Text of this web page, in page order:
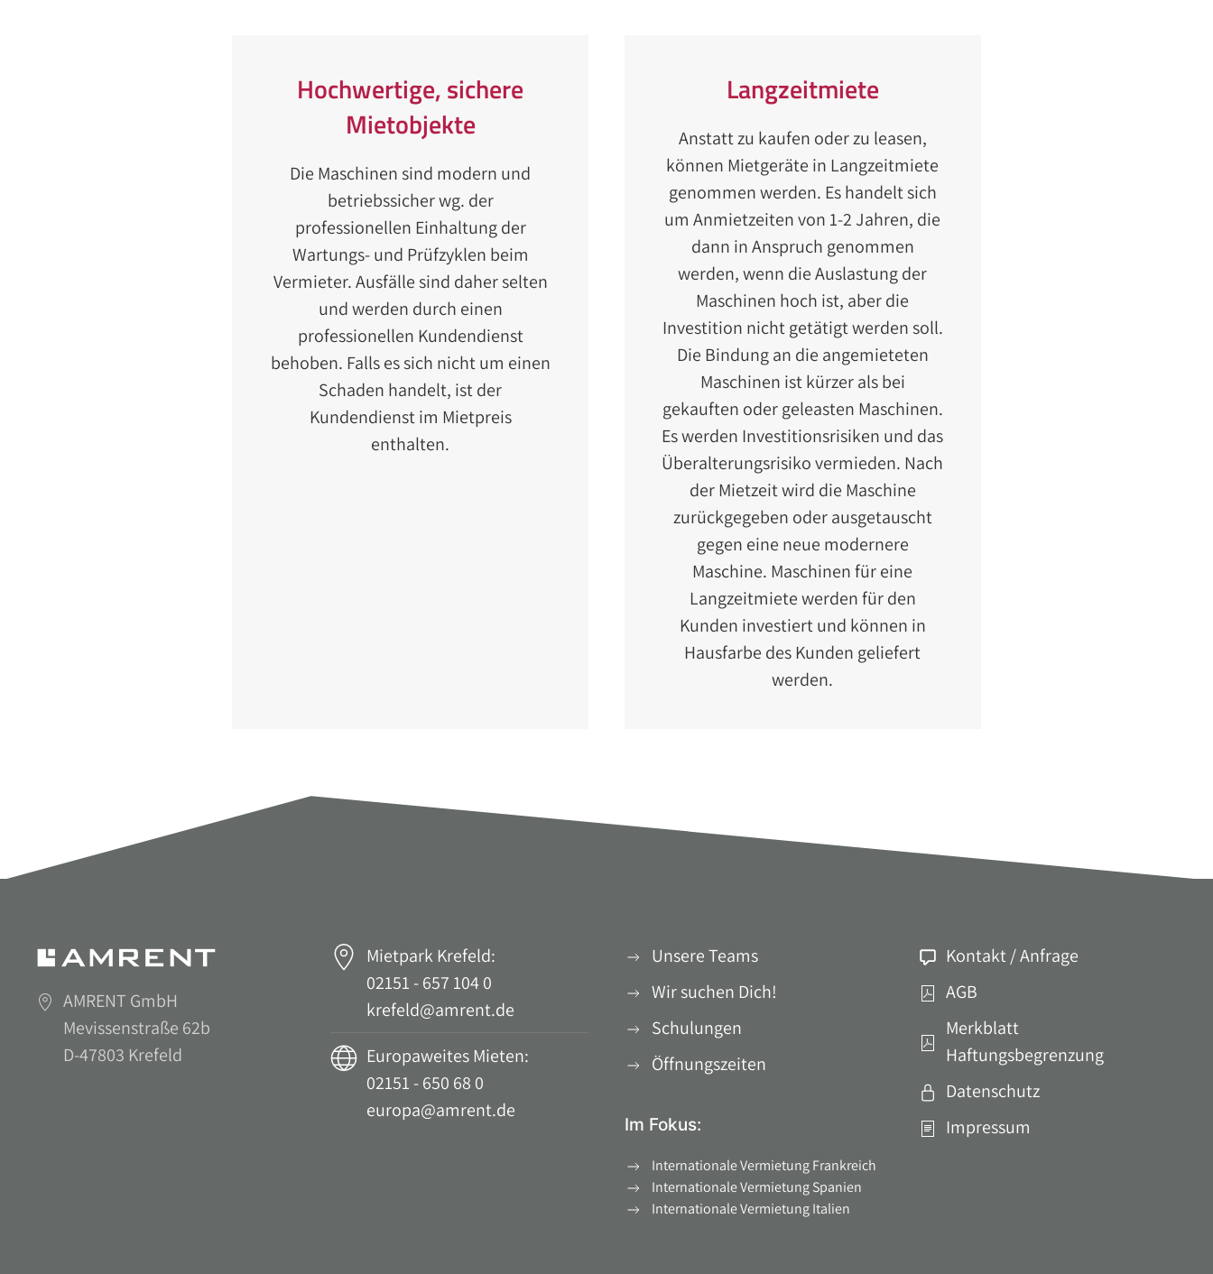
Hochwertige, sichere
Mietobjekte
Die Maschinen sind modern und
betriebssicher wg. der
professionellen Einhaltung der
Wartungs- und Prüfzyklen beim
Vermieter. Ausfälle sind daher selten
und werden durch einen
professionellen Kundendienst
behoben. Falls es sich nicht um einen
Schaden handelt, ist der
Kundendienst im Mietpreis
enthalten.
Langzeitmiete
Anstatt zu kaufen oder zu leasen,
können Mietgeräte in Langzeitmiete
genommen werden. Es handelt sich
um Anmietzeiten von 1-2 Jahren, die
dann in Anspruch genommen
werden, wenn die Auslastung der
Maschinen hoch ist, aber die
Investition nicht getätigt werden soll.
Die Bindung an die angemieteten
Maschinen ist kürzer als bei
gekauften oder geleasten Maschinen.
Es werden Investitionsrisiken und das
Überalterungsrisiko vermieden. Nach
der Mietzeit wird die Maschine
zurückgegeben oder ausgetauscht
gegen eine neue modernere
Maschine. Maschinen für eine
Langzeitmiete werden für den
Kunden investiert und können in
Hausfarbe des Kunden geliefert
werden.
AMRENT GmbH
Mevissenstraße 62b
D-47803 Krefeld
Mietpark Krefeld:
02151 - 657 104 0
krefeld@amrent.de
Europaweites Mieten:
02151 - 650 68 0
europa@amrent.de
Unsere Teams
Wir suchen Dich!
Schulungen
Öffnungszeiten
Im Fokus:
Internationale Vermietung Frankreich
Internationale Vermietung Spanien
Internationale Vermietung Italien
Kontakt / Anfrage
AGB
Merkblatt
Haftungsbegrenzung
Datenschutz
Impressum